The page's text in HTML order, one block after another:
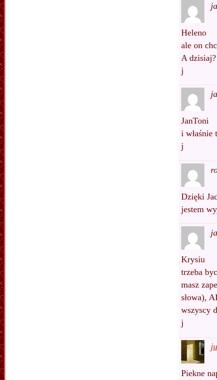
Heleno
ale on
A
j
JanToni
i właśnie
j
Dzięki
jestem
Krysiu
trzeba
masz
słowa),
wszyscy
j
Piekne